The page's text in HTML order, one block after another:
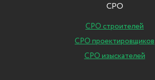
СРО
СРО строителей
СРО проектировщиков
СРО изыскателей